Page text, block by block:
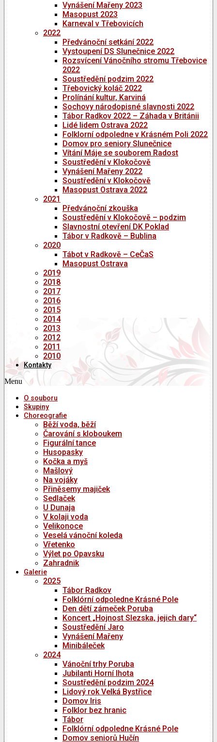
Vynášení Mařeny 2023
Masopust 2023
Karneval v Třebovicích
2022
Předvánoční setkání 2022
Vystoupení DS Slunečnice 2022
Rozsvícení Vánočního stromu Třebovice
2022
Soustředění podzim 2022
Třebovický koláč 2022
Prolínání kultur, Karviná
Sochovy národopisné slavnosti 2022
Tábor Radkov 2022 – Záhada v Británii
Lidé lidem Ostrava 2022
Folklorní odpoledne v Krásném Poli 2022
Domov pro seniory Slunečnice
Vítání Máje se souborem Radost
Soustředění v Klokočově
Vynášení Mařeny 2022
Soustředění v Klokočově
Masopust Ostrava 2022
2021
Předvánoční zkouška
Soustředění v Klokočově – podzim
Slavnostní otevření DK Poklad
Tábor v Radkově – Bublina
2020
Tábot v Radkově – CeČaS
Masopust Ostrava
2019
2018
2017
2016
2015
2014
2013
2012
2011
2010
Kontakty
Menu
O souboru
Skupiny
Choreografie
Běží voda, běží
Čarování s kloboukem
Figurální tance
Husopasky
Kočka a myš
Mašlový
Na vojáky
Přiněsemy majiček
Sedlaček
U Dunaja
V kolaji voda
Velikonoce
Veselá vánoční koleda
Vřetenko
Výlet po Opavsku
Zahradnik
Galerie
2025
Tábor Radkov
Folklórní odpoledne Krásné Pole
Den dětí zámeček Poruba
Koncert „Hojnost Slezska, jejich dary“
Soustředění Jaro
Vynášení Mařeny
Minibáleček
2024
Vánoční trhy Poruba
Jubilanti Horní lhota
Soustředění podzim 2024
Lidový rok Velká Bystřice
Domov Iris
Folklor bez hranic
Tábor
Folklórní odpoledne Krásné Pole
Domov seniorů Hučín